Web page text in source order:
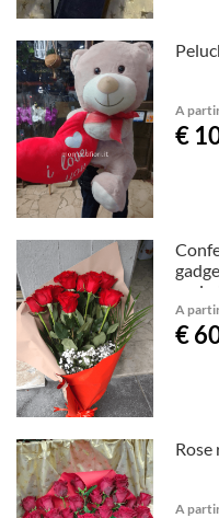
A
€
A
€
Rose
A